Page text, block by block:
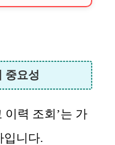
중요성
이력 조회’는 가
입니다.